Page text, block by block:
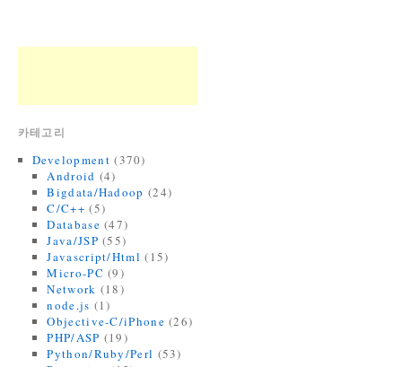
카테고리
Development (370)
Android (4)
Bigdata/Hadoop (24)
C/C++ (5)
Database (47)
Java/JSP (55)
Javascript/Html (15)
Micro-PC (9)
Network (18)
node.js (1)
Objective-C/iPhone (26)
PHP/ASP (19)
Python/Ruby/Perl (53)